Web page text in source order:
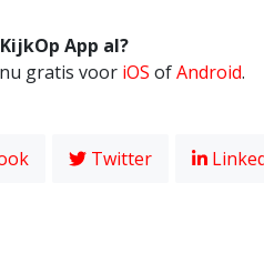
App al?
gratis voor iOS ofAndroid.
Twitter